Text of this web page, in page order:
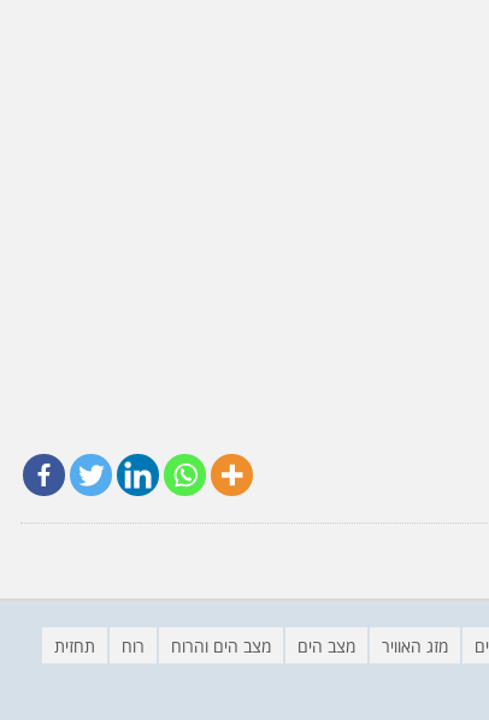
ים מזג האוויר מצב הים מצב הים והרוח רוח
תחזית